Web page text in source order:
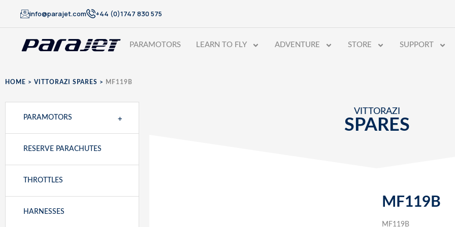
info@parajet.com +44 (0)1747 830 575
PARAMOTORS LEARN TO FLY ADVENTURE STORE SUPPORT
HOME > VITTORAZI SPARES > MF119B
PARAMOTORS +
RESERVE PARACHUTES
THROTTLES
HARNESSES
VITTORAZI
SPARES
MF119B
MF119B